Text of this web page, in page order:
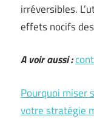
irréversibles.
effets nocifs
A voir aussi :
Pourquoi miser
votre stratégie